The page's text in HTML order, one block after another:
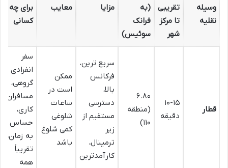
وسیله
نقلیه
تقریبی
تا مرکز
شهر
(به
فرانک
سوئیس)
مزایا معایب
برای چه
کسانی
قطار
۱۰-۱۵
دقیقه
۶.۸۰
(منطقه
۱۱۰)
سریع ترین،
فرکانس
بالا،
دسترسی
مستقیم از
زیر
ترمینال،
کارآمدترین
ممکن
است در
ساعات
شلوغی
کمی شلوغ
باشد
سفر
انفرادی و
گروهی،
مسافران
کاری،
حساس
به زمان،
تقریباً
همه